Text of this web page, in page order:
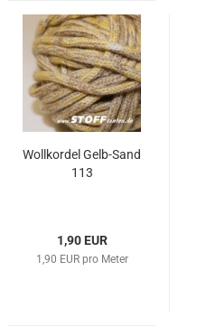
Wollkordel Gelb-Sand
113
1,90 EUR
1,90 EUR pro Meter